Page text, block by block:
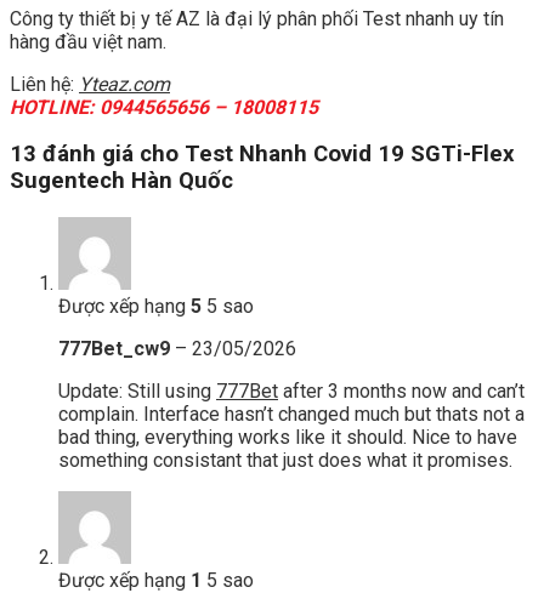
Công ty thiết bị y tế AZ là đại lý phân phối Test nhanh uy tín
hàng đầu việt nam.
Liên hệ: Yteaz.com
HOTLINE: 0944565656 – 18008115
13 đánh giá cho Test Nhanh Covid 19 SGTi-Flex
Sugentech Hàn Quốc
Được xếp hạng 5 5 sao
777Bet_cw9 – 23/05/2026
Update: Still using 777Bet after 3 months now and can’t
complain. Interface hasn’t changed much but thats not a
bad thing, everything works like it should. Nice to have
something consistant that just does what it promises.
Được xếp hạng 1 5 sao